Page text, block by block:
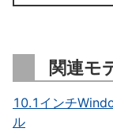
関連モ
10.1インチ
ル